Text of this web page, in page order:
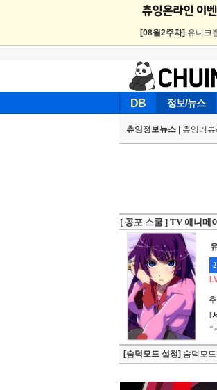
[08월2주차] 유니크
DB 정보/뉴스
츄잉정보뉴스 츄잉리뷰
[ 공포 스쿨 ] TV 애니메
[
*
[숨덕모드 설정] 숨덕모